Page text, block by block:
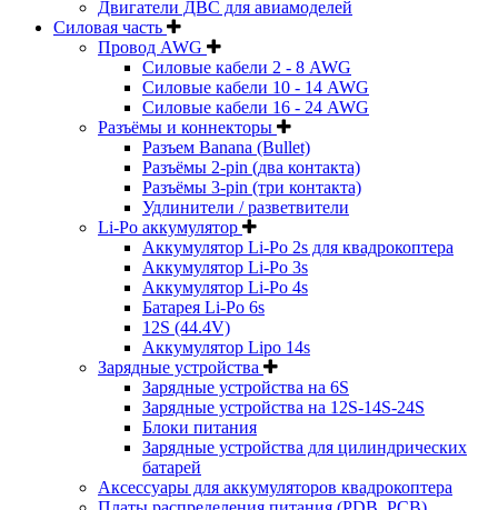
Двигатели ДВС для авиамоделей
Силовая часть
Провод AWG
Силовые кабели 2 - 8 AWG
Силовые кабели 10 - 14 AWG
Силовые кабели 16 - 24 AWG
Разъёмы и коннекторы
Разъем Banana (Bullet)
Разъёмы 2-pin (два контакта)
Разъёмы 3-pin (три контакта)
Удлинители / разветвители
Li-Po аккумулятор
Аккумулятор Li-Po 2s для квадрокоптера
Аккумулятор Li-Po 3s
Аккумулятор Li-Po 4s
Батарея Li-Po 6s
12S (44.4V)
Аккумулятор Lipo 14s
Зарядные устройства
Зарядные устройства на 6S
Зарядные устройства на 12S-14S-24S
Блоки питания
Зарядные устройства для цилиндрических
батарей
Аксессуары для аккумуляторов квадрокоптера